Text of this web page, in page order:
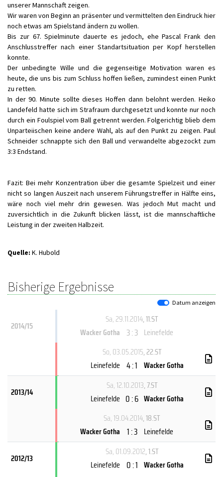
unserer Mannschaft zeigen.
Wir waren von Beginn an präsenter und vermittelten den Eindruck hier
noch etwas am Spielstand ändern zu wollen.
Bis zur 67. Spielminute dauerte es jedoch, ehe Pascal Frank den
Anschlusstreffer nach einer Standartsituation per Kopf herstellen
konnte.
Der unbedingte Wille und die gegenseitige Motivation waren es
heute, die uns bis zum Schluss hoffen ließen, zumindest einen Punkt
zu retten.
In der 90. Minute sollte dieses Hoffen dann belohnt werden. Heiko
Landefeld hatte sich im Strafraum durchgesetzt und konnte nur noch
durch ein Foulspiel vom Ball getrennt werden. Folgerichtig blieb dem
Unparteiischen keine andere Wahl, als auf den Punkt zu zeigen. Paul
Schneider schnappte sich den Ball und verwandelte abgezockt zum
3:3 Endstand.
Fazit: Bei mehr Konzentration über die gesamte Spielzeit und einer
nicht so langen Auszeit nach unserem Führungstreffer in Hälfte eins,
wäre noch viel mehr drin gewesen. Was jedoch Mut macht und
zuversichtlich in die Zukunft blicken lässt, ist die mannschaftliche
Leistung in der zweiten Halbzeit.
Quelle: K. Hubold
Bisherige Ergebnisse
Datum anzeigen
2014/15
Sa, 29.11.2014, 11.ST
Wacker Gotha 3 : 3 Leinefelde
So, 03.05.2015, 22.ST
Leinefelde 4 : 1 Wacker Gotha
2013/14
Sa, 12.10.2013, 7.ST
Leinefelde 0 : 6 Wacker Gotha
Sa, 19.04.2014, 18.ST
Wacker Gotha 1 : 3 Leinefelde
2012/13
Sa, 01.09.2012, 1.ST
Leinefelde 0 : 1 Wacker Gotha